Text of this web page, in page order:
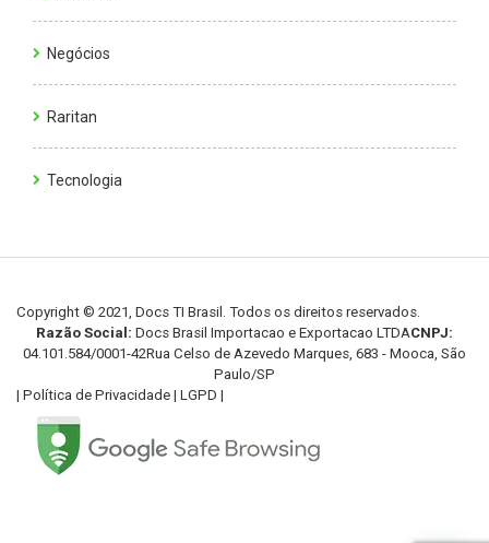
Negócios
Raritan
Tecnologia
Copyright © 2021, Docs TI Brasil. Todos os direitos reservados.
Razão Social: Docs Brasil Importacao e Exportacao LTDACNPJ:
04.101.584/0001-42Rua Celso de Azevedo Marques, 683 - Mooca, São
Paulo/SP
| Política de Privacidade | LGPD |